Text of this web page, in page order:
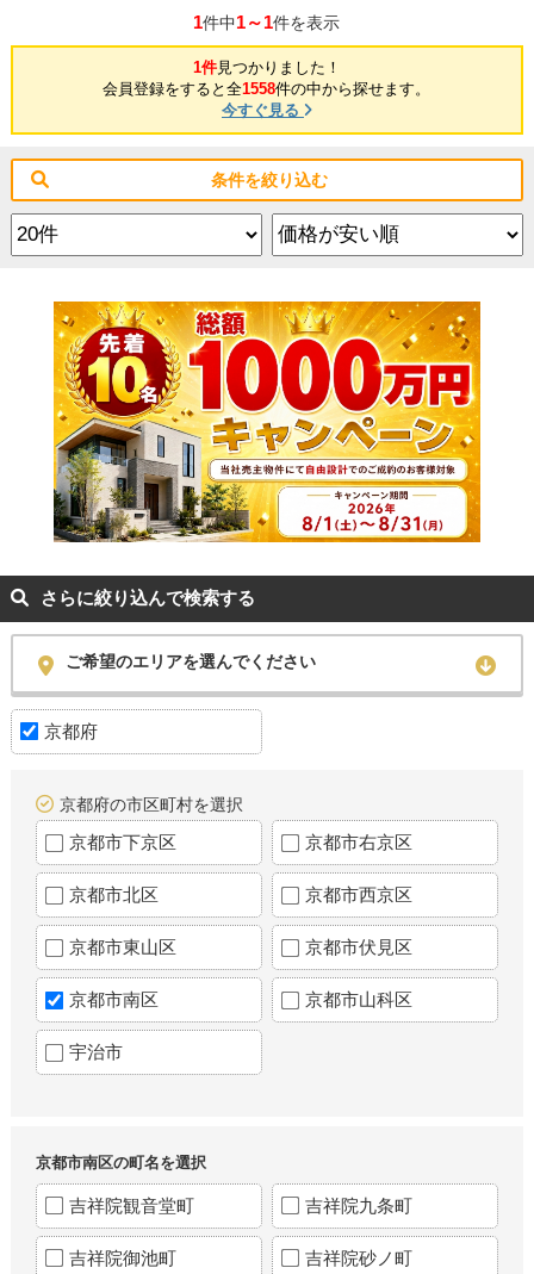
1件中1～1件を表示
1件見つかりました！
会員登録をすると全1558件の中から探せます。
今すぐ見る
条件を絞り込む
さらに絞り込んで検索する
ご希望のエリアを選んでください
京都府
京都府の市区町村を選択
京都市下京区 京都市右京区
京都市北区 京都市西京区
京都市東山区 京都市伏見区
京都市南区 京都市山科区
宇治市
京都市南区の町名を選択
吉祥院観音堂町 吉祥院九条町
吉祥院御池町 吉祥院砂ノ町